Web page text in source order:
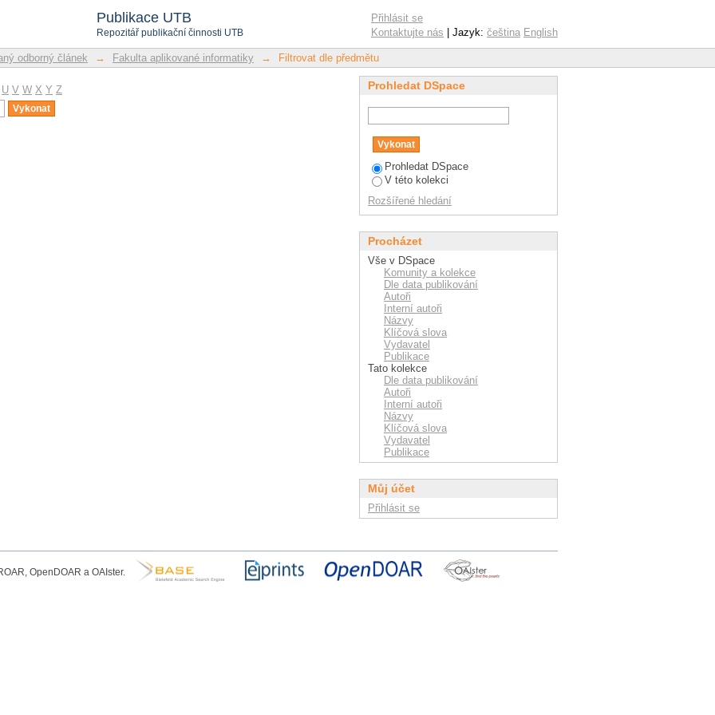
Publikace UTB
Repozitář publikační činnosti UTB
Přihlásit se
Kontaktujte nás | Jazyk: čeština English
odborný článek → Fakulta aplikované informatiky → Filtrovat dle předmětu
U V W X Y Z
Prohledat DSpace
Prohledat DSpace
V této kolekci
Rozšířené hledání
Procházet
Vše v DSpace
Komunity a kolekce
Dle data publikování
Autoři
Interní autoři
Názvy
Klíčová slova
Vydavatel
Publikace
Tato kolekce
Dle data publikování
Autoři
Interní autoři
Názvy
Klíčová slova
Vydavatel
Publikace
Můj účet
Přihlásit se
OpenDOAR a OAIster.